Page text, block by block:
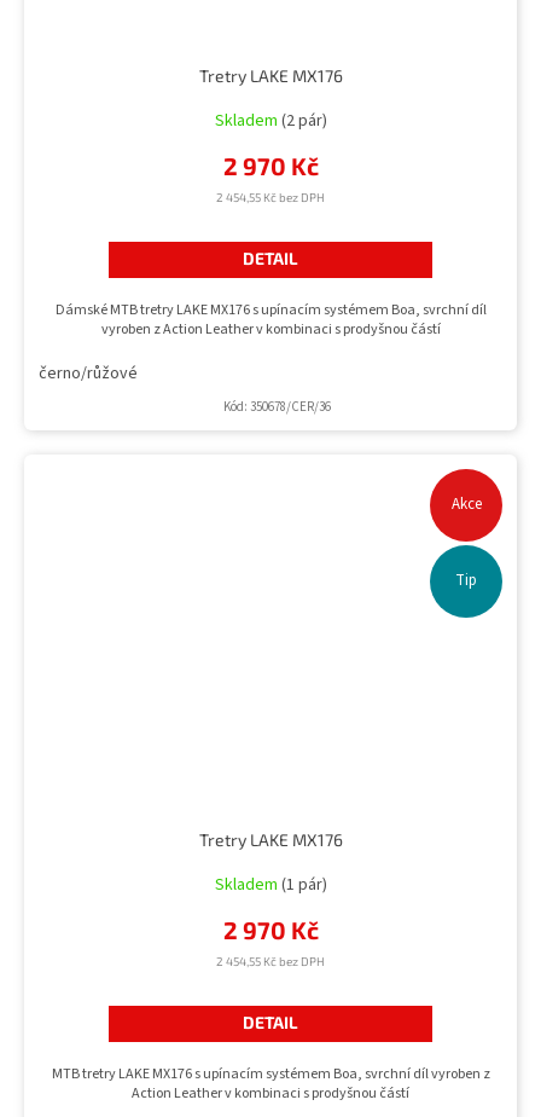
Tretry LAKE MX176
Skladem (2 pár)
2 454,55 Kč bez DPH
2 970 Kč
DETAIL
Dámské MTB tretry LAKE MX176 s upínacím systémem Boa, svrchní díl
vyroben z Action Leather v kombinaci s prodyšnou částí
černo/růžové
Kód: 350678/CER/36
Akce
Tip
Tretry LAKE MX176
Skladem (1 pár)
2 454,55 Kč bez DPH
2 970 Kč
DETAIL
MTB tretry LAKE MX176 s upínacím systémem Boa, svrchní díl vyroben z
Action Leather v kombinaci s prodyšnou částí